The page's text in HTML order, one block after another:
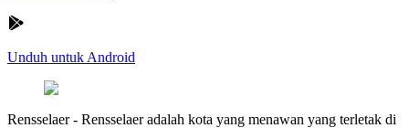
Unduh untuk Android
Rensselaer- Rensselaer adalah kota yang menawan yang terletak di